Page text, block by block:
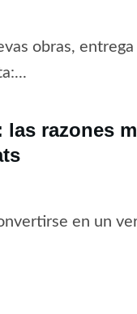
obras,
razones
en un